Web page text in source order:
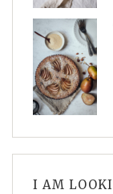
I AM